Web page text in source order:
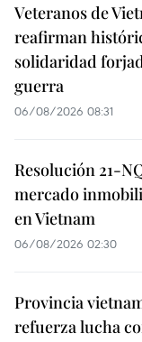
Veteranos de
reafirman
solidaridad
guerra
06/08/2026 08:31
Resolución 21-
mercado
en Vietnam
06/08/2026 02:30
Provincia
refuerza lucha